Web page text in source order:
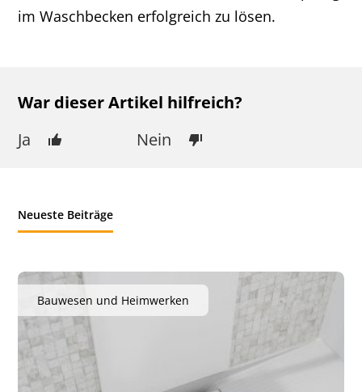
im Waschbecken erfolgreich zu lösen.
War dieser Artikel hilfreich?
Ja
Nein
Neueste Beiträge
Bauwesen und Heimwerken